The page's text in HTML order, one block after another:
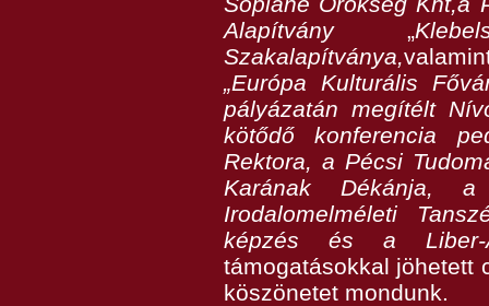
Alapítvány„
Szakalapítványa,
„Európa Kulturális
pályázatán megítélt
kötődő konferencia
Rektora, a Pécsi
Karának Dékánja, a
Irodalomelméleti
képzés és a
támogatásokkal jöhetett
köszönetet mondunk.